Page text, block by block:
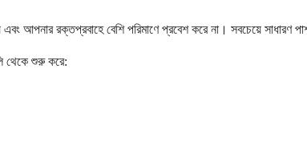
আপনার রক্তপ্রবাহে বেশি পরিমাণে প্রবেশ করে না। সবচেয়ে সাধারণ
থেকে শুরু করে: